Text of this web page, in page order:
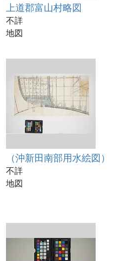
上道郡富山村略図
不詳
地図
（沖新田南部用水絵図）
不詳
地図